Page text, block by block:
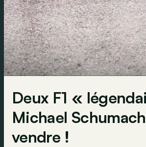
Deux F1 «
Michael
vendre !